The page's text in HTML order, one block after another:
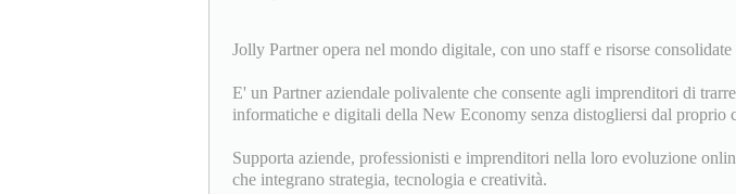
Jolly Partner opera nel mondo digitale, con uno staff e risorse consolidate
E' un Partner aziendale polivalente che consente agli imprenditori di
informatiche e digitali della New Economy senza distogliersi dal proprio
Supporta aziende, professionisti e imprenditori nella loro evoluzione
che integrano strategia, tecnologia e creatività.